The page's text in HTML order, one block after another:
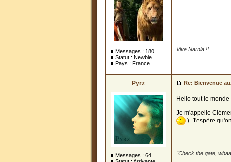
Messages : 180
Statut : Newbie
Pays : France
Vive Narnia !!
Pyrz
Messages : 64
Re: Bienvenue
Hello tout le monde
Je m'appelle
). J'espère
"Check the gate,